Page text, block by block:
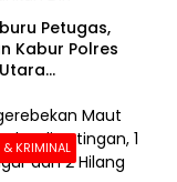
Petugas,
Kabur Polres
KRIMINAL